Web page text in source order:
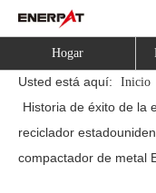
Hogar
Usted está aquí: Inicio
Historia de éxito de la
reciclador
compactador de metal